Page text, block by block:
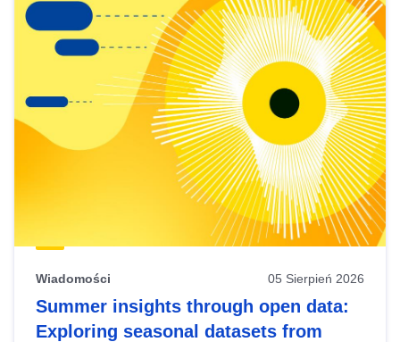
view
Latest
publications
Wiadomości 05 Sierpień 2026
Summer insights through open data:
Exploring seasonal datasets from